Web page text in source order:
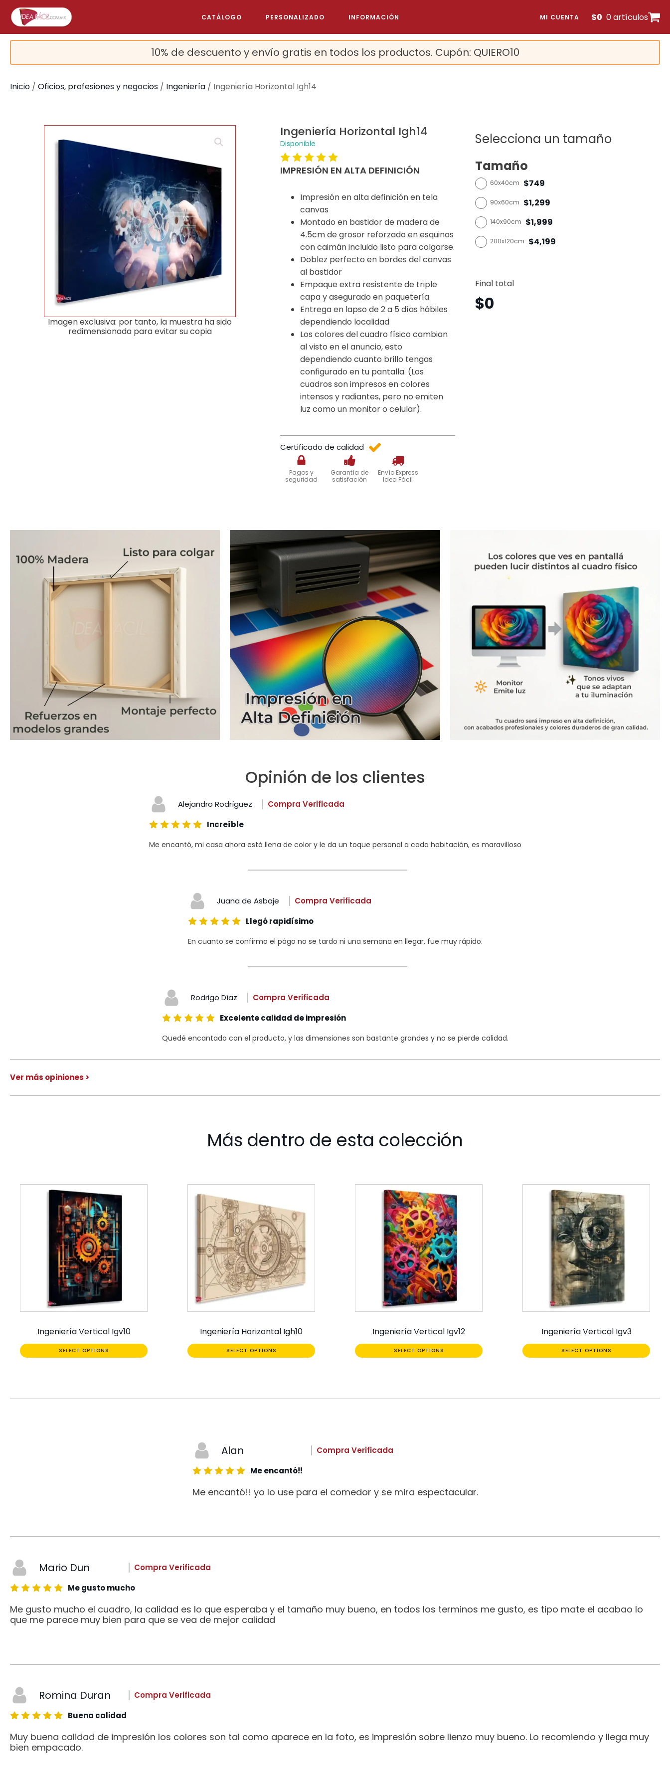
CATÁLOGO PERSONALIZADO INFORMACIÓN MI CUENTA $0 0 artículos
10% de descuento y envío gratis en todos los productos. Cupón: QUIERO10
Inicio / Oficios, profesiones y negocios / Ingeniería / Ingeniería Horizontal Igh14
Imagen exclusiva: por tanto, la muestra ha sido
redimensionada para evitar su copia
Ingeniería Horizontal Igh14
Disponible
IMPRESIÓN EN ALTA DEFINICIÓN
Impresión en alta definición en tela
canvas
Montado en bastidor de madera de
4.5cm de grosor reforzado en esquinas
con caimán incluido listo para colgarse.
Doblez perfecto en bordes del canvas
al bastidor
Empaque extra resistente de triple
capa y asegurado en paquetería
Entrega en lapso de 2 a 5 días hábiles
dependiendo localidad
Los colores del cuadro físico cambian
al visto en el anuncio, esto
dependiendo cuanto brillo tengas
configurado en tu pantalla. (Los
cuadros son impresos en colores
intensos y radiantes, pero no emiten
luz como un monitor o celular).
Certificado de calidad
Pagos y
seguridad
Garantía de
satisfación
Envío Express
Idea Fácil
Selecciona un tamaño
Tamaño
60x40cm $749
90x60cm $1,299
140x90cm $1,999
200x120cm $4,199
Final total
$0
Opinión de los clientes
Alejandro Rodríguez
Compra Verificada
Increíble
Me encantó, mi casa ahora está llena de color y le da un toque personal a cada habitación, es maravilloso
Juana de Asbaje
Compra Verificada
Llegó rapidísimo
En cuanto se confirmo el págo no se tardo ni una semana en llegar, fue muy rápido.
Rodrigo Díaz
Compra Verificada
Excelente calidad de impresión
Quedé encantado con el producto, y las dimensiones son bastante grandes y no se pierde calidad.
Ver más opiniones >
Más dentro de esta colección
Ingeniería Vertical Igv10
SELECT OPTIONS
Ingeniería Horizontal Igh10
SELECT OPTIONS
Ingeniería Vertical Igv12
SELECT OPTIONS
Ingeniería Vertical Igv3
SELECT OPTIONS
Alan
Compra Verificada
Me encantó!!
Me encantó!! yo lo use para el comedor y se mira espectacular.
Mario Dun
Compra Verificada
Me gusto mucho
Me gusto mucho el cuadro, la calidad es lo que esperaba y el tamaño muy bueno, en todos los terminos me gusto, es tipo mate el acabao lo
que me parece muy bien para que se vea de mejor calidad
Romina Duran
Compra Verificada
Buena calidad
Muy buena calidad de impresión los colores son tal como aparece en la foto, es impresión sobre lienzo muy bueno. Lo recomiendo y llega muy
bien empacado.